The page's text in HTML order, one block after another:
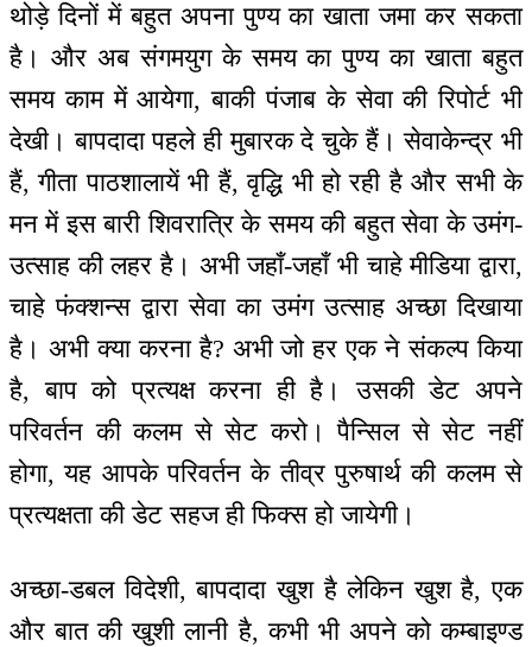
थोड़े दिनों में बहुत अपना पुण्य का खाता जमा कर सकता
है। और अब संगमयुग के समय का पुण्य का खाता बहुत
समय काम में आयेगा, बाकी पंजाब के सेवा की रिपोर्ट भी
देखी। बापदादा पहले ही मुबारक दे चुके हैं। सेवाकेन्द्र भी
हैं, गीता पाठशालायें भी हैं, वृद्धि भी हो रही है और सभी के
मन में इस बारी शिवरात्रि के समय की बहुत सेवा के उमंग-
उत्साह की लहर है। अभी जहाँ-जहाँ भी चाहे मीडिया द्वारा,
चाहे फंक्शन्स द्वारा सेवा का उमंग उत्साह अच्छा दिखाया
है। अभी क्या करना है? अभी जो हर एक ने संकल्प किया
है, बाप को प्रत्यक्ष करना ही है। उसकी डेट अपने
परिवर्तन की कलम से सेट करो। पैन्सिल से सेट नहीं
होगा, यह आपके परिवर्तन के तीव्र पुरुषार्थ की कलम से
प्रत्यक्षता की डेट सहज ही फिक्स हो जायेगी।
अच्छा-डबल विदेशी, बापदादा खुश है लेकिन खुश है, एक
और बात की खुशी लानी है, कभी भी अपने को कम्बाइण्ड